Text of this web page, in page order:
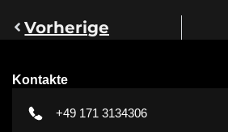
Vorherige
Kontakte
+49 171 3134306